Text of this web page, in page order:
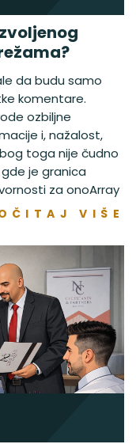
da budu samo
komentare.
ozbiljne
i, nažalost,
toga nije čudno
je granica
za onoArray
VIŠE